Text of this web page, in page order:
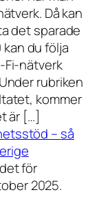
Då kan
det sparade
du följa
Fi-nätverk
rubriken
kommer
är […]
– så
för
2025.